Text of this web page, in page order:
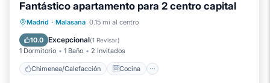
Fantástico apartamento para 2 centro capital
Madrid · Malasana 0.15 mi al centro
10.0 Excepcional(1 Revisar)
1 Dormitorio 1 Baño 2 Invitados
Chimenea/Calefacción Cocina
Chimenea/Calefacción
Aire acondicionado